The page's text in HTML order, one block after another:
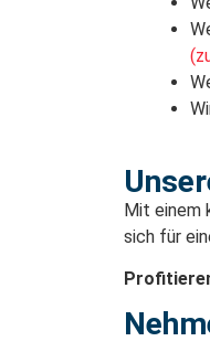
Mit einem
sich für